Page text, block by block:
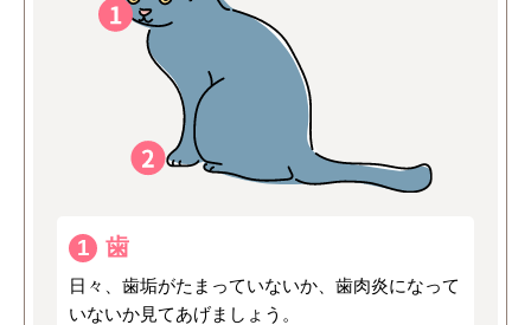
1 歯
日々、歯垢がたまっていないか、歯肉炎になって
いないか見てあげましょう。